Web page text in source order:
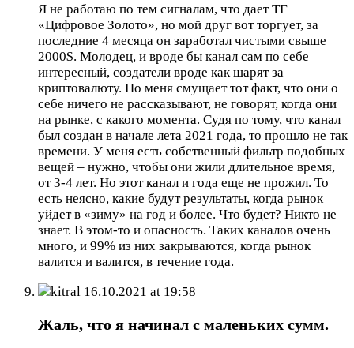
Я не работаю по тем сигналам, что дает ТГ
«Цифровое Золото», но мой друг вот торгует, за
последние 4 месяца он заработал чистыми свыше
2000$. Молодец, и вроде бы канал сам по себе
интересный, создатели вроде как шарят за
криптовалюту. Но меня смущает тот факт, что они о
себе ничего не рассказывают, не говорят, когда они
на рынке, с какого момента. Судя по тому, что канал
был создан в начале лета 2021 года, то прошло не так
времени. У меня есть собственный фильтр подобных
вещей – нужно, чтобы они жили длительное время,
от 3-4 лет. Но этот канал и года еще не прожил. То
есть неясно, какие будут результаты, когда рынок
уйдет в «зиму» на год и более. Что будет? Никто не
знает. В этом-то и опасность. Таких каналов очень
много, и 99% из них закрываются, когда рынок
валится и валится, в течение года.
kitral 16.10.2021 at 19:58
Жаль, что я начинал с маленьких сумм.